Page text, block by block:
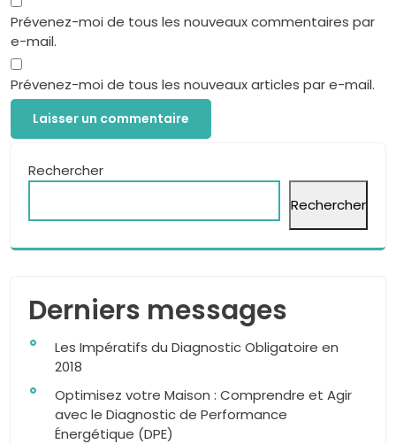
Prévenez-moi de tous les nouveaux commentaires par
e-mail.
Prévenez-moi de tous les nouveaux articles par e-mail.
Rechercher
Rechercher
Derniers messages
Les Impératifs du Diagnostic Obligatoire en
2018
Optimisez votre Maison : Comprendre et Agir
avec le Diagnostic de Performance
Énergétique (DPE)